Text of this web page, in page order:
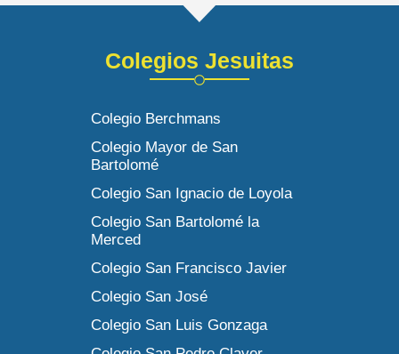
Colegios Jesuitas
Colegio Berchmans
Colegio Mayor de San
Bartolomé
Colegio San Ignacio de Loyola
Colegio San Bartolomé la
Merced
Colegio San Francisco Javier
Colegio San José
Colegio San Luis Gonzaga